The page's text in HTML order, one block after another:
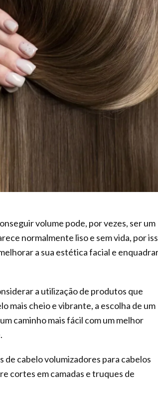
volume pode, por vezes, ser um
normalmente liso e sem vida, por
a sua estética facial e
a utilização de produtos que
mais cheio e vibrante, a escolha de um
caminho mais fácil com um melhor
de cabelo volumizadores para cabelos
cortes em camadas e truques de